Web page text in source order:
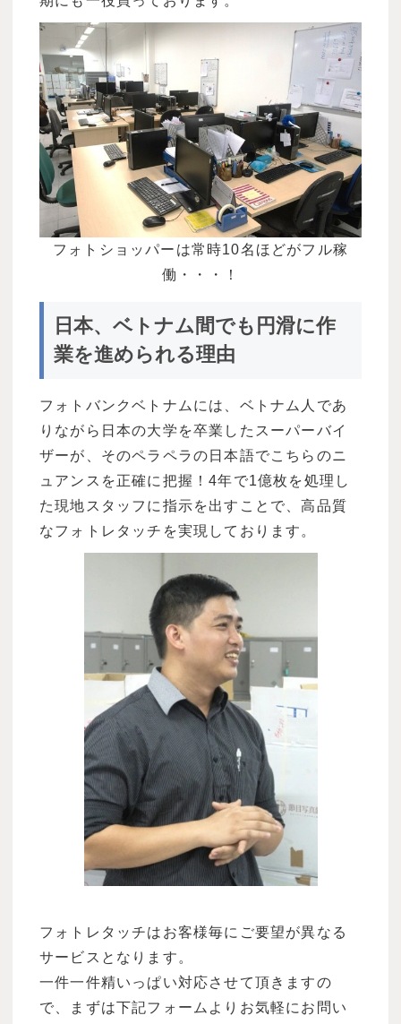
フォトショッパーは常時10名ほどがフル稼
働・・・！
日本、ベトナム間でも円滑に作
業を進められる理由
フォトバンクベトナムには、ベトナム人であ
りながら日本の大学を卒業したスーパーバイ
ザーが、そのペラペラの日本語でこちらのニ
ュアンスを正確に把握！4年で1億枚を処理し
た現地スタッフに指示を出すことで、高品質
なフォトレタッチを実現しております。
フォトレタッチはお客様毎にご要望が異なる
サービスとなります。
一件一件精いっぱい対応させて頂きますの
で、まずは下記フォームよりお気軽にお問い